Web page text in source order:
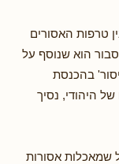
טרפות האסורים
הוא שנוסף על
בהכנסת
היהודי, נסיך
שמאכלות אסורות